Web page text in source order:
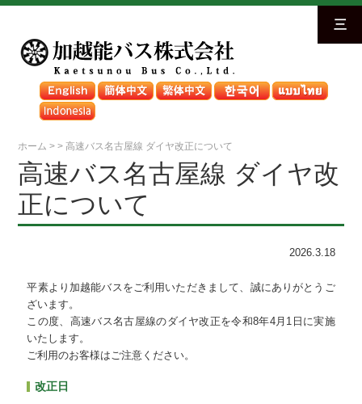
三
ホーム >>高速バス名古屋線 ダイヤ改正について
高速バス名古屋線 ダイヤ改
正について
2026.3.18
平素より加越能バスをご利用いただきまして、誠にありがとうご
ざいます。
この度、高速バス名古屋線のダイヤ改正を令和8年4月1日に実施
いたします。
ご利用のお客様はご注意ください。
改正日